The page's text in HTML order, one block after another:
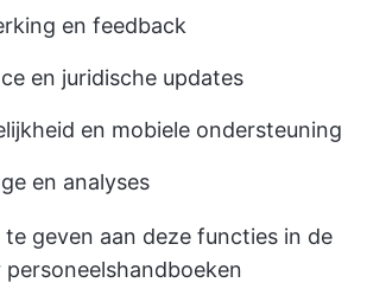
en feedback
en juridische updates
en mobiele ondersteuning
en analyses
geven aan deze functies in de